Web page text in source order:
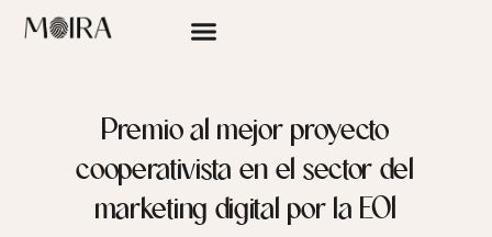
Premio al mejor proyecto
cooperativista en el sector del
marketing digital por la EOI